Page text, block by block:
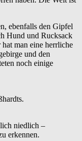
ebenfalls den Gipfel
Hund und Rucksack
man eine herrliche
und den
noch einige
niedlich –
erkennen.